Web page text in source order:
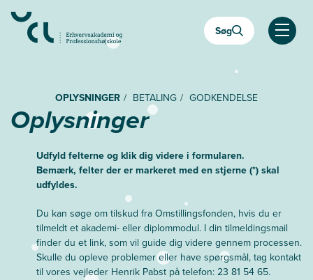
hovedindhold
Søg
Åben
OPLYSNINGER BETALING GODKENDELSE
Oplysninger
Udfyld felterne og klik dig videre i formularen.
Bemærk, felter der er markeret med en stjerne (*) skal
udfyldes.
Du kan søge om tilskud fra Omstillingsfonden, hvis du er
tilmeldt et akademi- eller diplommodul. I din tilmeldingsmail
finder du et link, som vil guide dig videre gennem processen.
Skulle du opleve problemer eller have spørgsmål, tag kontakt
til vores vejleder Henrik Pabst på telefon: 23 81 54 65.